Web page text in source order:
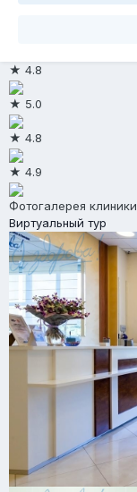
★ 4.8
★ 5.0
★ 4.8
★ 4.9
Фотогалерея клиники
Виртуальный тур